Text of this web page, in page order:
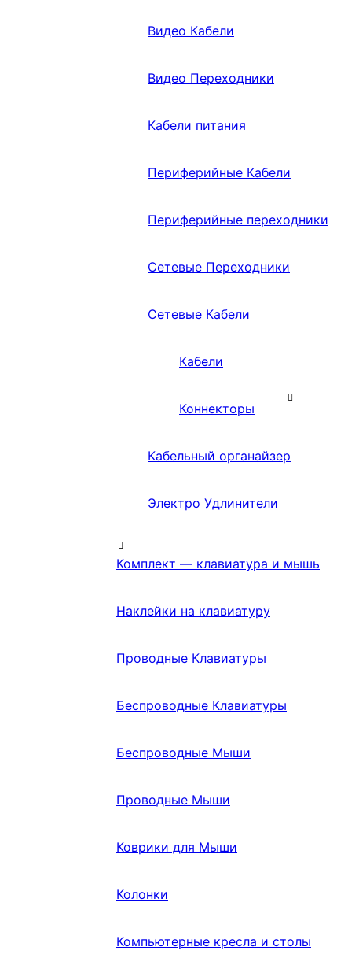
Видео Кабели
Видео Переходники
Кабели питания
Периферийные Кабели
Периферийные переходники
Сетевые Переходники
Сетевые Кабели
Кабели
Коннекторы
Кабельный органайзер
Электро Удлинители
Комплект — клавиатура и мышь
Наклейки на клавиатуру
Проводные Клавиатуры
Беспроводные Клавиатуры
Беспроводные Мыши
Проводные Мыши
Коврики для Мыши
Колонки
Компьютерные кресла и столы